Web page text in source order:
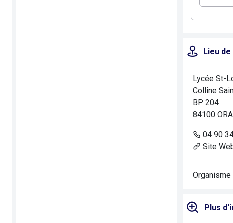
Lieu
Lycée St-
Colline
BP 204
84100
04 90
Site
Plus